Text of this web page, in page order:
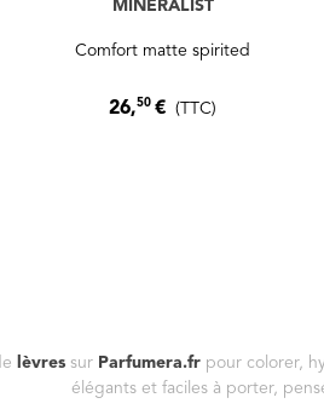
MINERALIST
Comfort matte spirited
26,50€ (TTC)
lèvressur Parfumera.frpour colorer,
élégants et faciles à porter,